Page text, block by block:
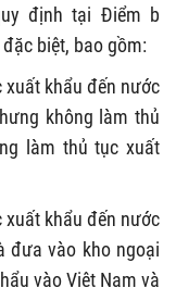
định tại Điểm b
biệt, bao gồm:
khẩu đến nước
không làm thủ
làm thủ tục xuất
xuất khẩu đến nước
đưa vào kho ngoại
vào Việt Nam và